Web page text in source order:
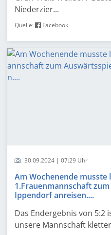
Niederzier...
Quelle: Facebook
30.09.2024 | 07:29 Uhr
Am Wochenende musste
1.Frauenmannschaft
Ippendorf anreisen....
Das Endergebnis von 5:2
unsere Mannschaft